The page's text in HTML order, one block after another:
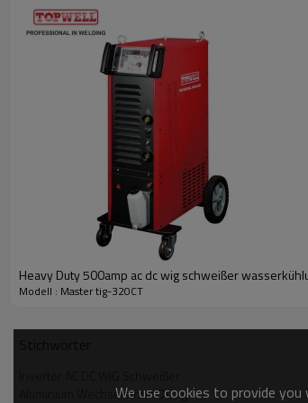
Nennleistung bei 40 °C(104 °F):
320 A bei 22.8 V bei 60% Einschaltdauer
Gewicht: 75 kg
Konventionelles gepulstes TIG
Typisch von 0,2 bis 10 PPS.Ermöglicht eine Heiz-
auch ein deutliches Rippelmuster in der
kann die Gesamtkontrolle der Schweißpfütze erhöhen.
Hochgeschwindigkeitsgepulste WIG
Bei mehr als 40 PPS wird Pulsed TIG hörbarer als
einem hohen Peak und einem niedrigen
Standard-Rechteckwelle
Die Standard Square Wave bietet schnelle
einfrierende Pfütze mit hoher Eindringtiefe und
Sinuswelle
Die Sinuswelle ein weicher Bogen mit dem Gefühl
Stromstärke beseitigt auch die Notwendigkeit einer
Heavy Duty 500amp ac dc wig schweißer
Modell : Master tig-320CT
Aluminium Wechselstrom DC tigWe use cookies to provide